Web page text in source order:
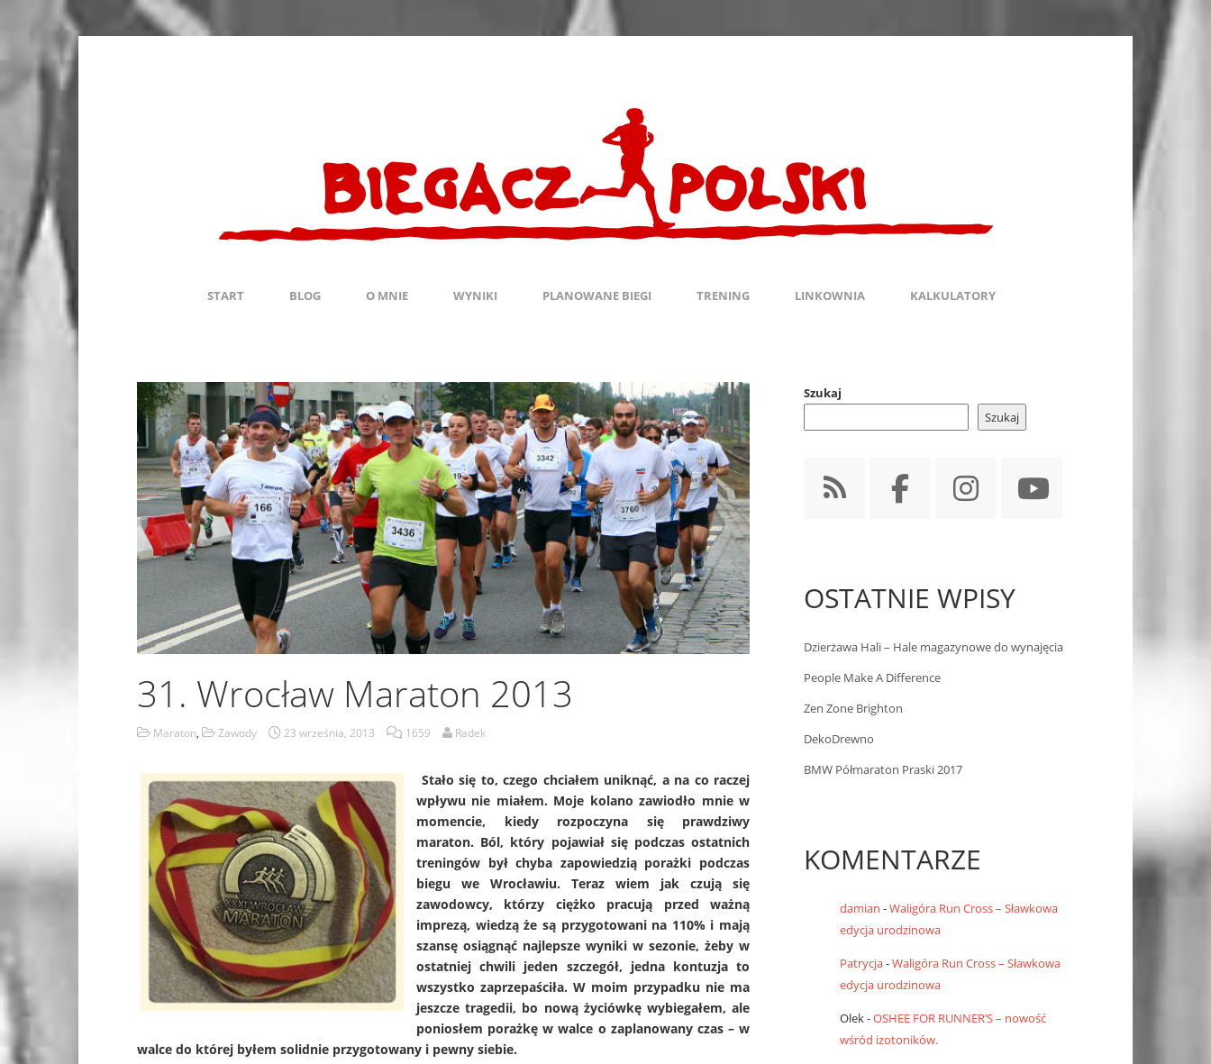
START BLOG O MNIE WYNIKI PLANOWANE BIEGI TRENING LINKOWNIA KALKULATORY
31. Wrocław Maraton 2013
Maraton, Zawody 23 września, 2013 1659 Radek
Stało się to, czego chciałem uniknąć, a na co raczej
wpływu nie miałem. Moje kolano zawiodło mnie w
momencie, kiedy rozpoczyna się prawdziwy
maraton. Ból, który pojawiał się podczas ostatnich
treningów był chyba zapowiedzią porażki podczas
biegu we Wrocławiu. Teraz wiem jak czują się
zawodowcy, którzy ciężko pracują przed ważną
imprezą, wiedzą że są przygotowani na 110% i mają
szansę osiągnąć najlepsze wyniki w sezonie, żeby w
ostatniej chwili jeden szczegół, jedna kontuzja to
wszystko zaprzepaściła. W moim przypadku nie ma
jeszcze tragedii, bo nową życiówkę wybiegałem, ale
poniosłem porażkę w walce o zaplanowany czas – w
walce do której byłem solidnie przygotowany i pewny siebie.
Szukaj
Szukaj
OSTATNIE WPISY
Dzierżawa Hali – Hale magazynowe do wynajęcia
People Make A Difference
Zen Zone Brighton
DekoDrewno
BMW Półmaraton Praski 2017
KOMENTARZE
damian -Waligóra Run Cross – Sławkowa
edycja urodzinowa
Patrycja-Waligóra Run Cross – Sławkowa
edycja urodzinowa
Olek-OSHEE FOR RUNNER’S – nowość
wśród izotoników.